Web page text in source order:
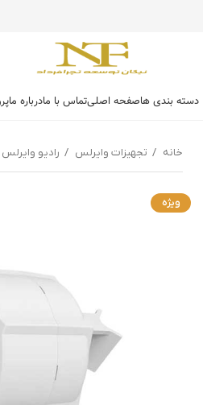
دسته بندی هاصفحه اصلیتماس با مادرباره ما
خانه تجهیزات وایرلس رادیو وایرلس
ویژه